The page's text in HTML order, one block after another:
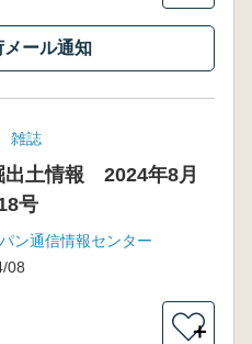
メール通知
雑誌
出土情報 2024年8月
号
ン通信情報センター
08
＋